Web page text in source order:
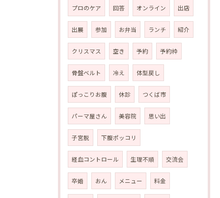
プロのケア 回答 オンライン 出店
出展 参加 お弁当 ランチ 紹介
クリスマス 空き 予約 予約枠
骨盤ベルト 冷え 体型戻し
ぽっこりお腹 休診 つくば市
パーマ屋さん 美容院 思い出
子宮脱 下腹ポッコリ
経血コントロール 生理不順 交流会
卒婚 おん メニュー 料金